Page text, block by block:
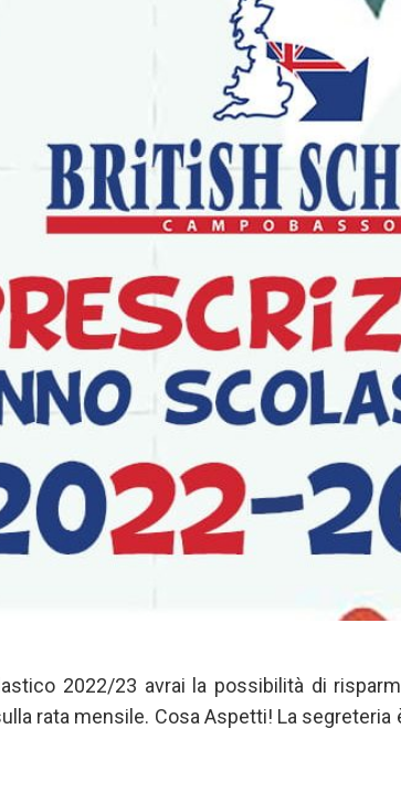
2022/23 avrai la possibilità di
rata mensile. Cosa Aspetti! La